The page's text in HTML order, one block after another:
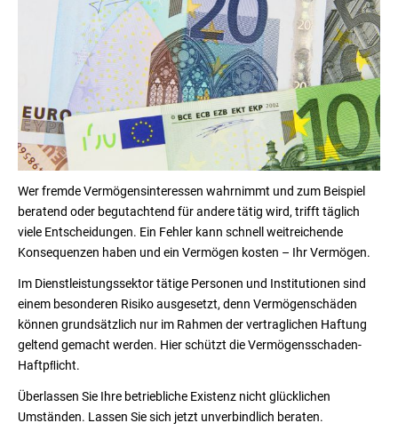
Wer fremde Vermögensinteressen wahrnimmt und zum Beispiel
beratend oder begutachtend für andere tätig wird, trifft täglich
viele Entscheidungen. Ein Fehler kann schnell weitreichende
Konsequenzen haben und ein Vermögen kosten – Ihr Vermögen.
Im Dienstleistungssektor tätige Per­sonen und Institutionen sind
einem besonderen Risiko ausgesetzt, denn Vermögenschäden
können grundsätzlich nur im Rahmen der vertraglichen Haftung
geltend gemacht werden. Hier schützt die Vermögensschaden-
Haftpﬂicht.
Überlassen Sie Ihre betriebliche Existenz nicht glücklichen
Umständen. Lassen Sie sich jetzt unverbindlich beraten.